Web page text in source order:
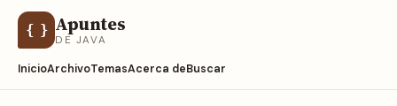
{ } Apuntes
DE JAVA
InicioArchivoTemasAcerca deBuscar